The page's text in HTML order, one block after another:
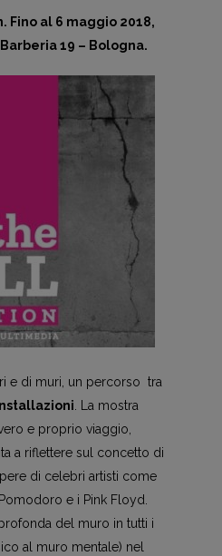
Fino al 6 maggio 2018,
19 – Bologna.
e di muri, un percorso tra
. La mostra
e proprio viaggio,
a riflettere sul concetto di
di celebri artisti come
e i Pink Floyd.
profonda del muro in tutti i
al muro mentale) nel